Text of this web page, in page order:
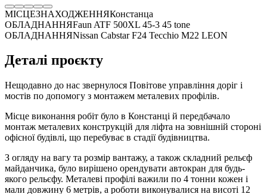
МІСЦЕЗНАХОДЖЕННЯКонстанца
ОБЛАДНАННЯFaun ATF 500XL 45-3 45 tone
ОБЛАДНАННЯNissan Cabstar F24 Tecchio M22 LEON
Деталі проєкту
Нещодавно до нас звернулося Повітове управління доріг і
мостів по допомогу з монтажем металевих профілів.
Місце виконання робіт було в Констанці й передбачало
монтаж металевих конструкцій для ліфта на зовнішній стороні
офісної будівлі, що перебуває в стадії будівництва.
З огляду на вагу та розмір вантажу, а також складний рельєф
майданчика, було вирішено орендувати автокран для будь-
якого рельєфу. Металеві профілі важили по 4 тонни кожен і
мали довжину 6 метрів, а роботи виконувалися на висоті 12